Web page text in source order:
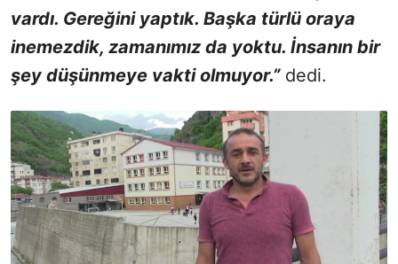
vardı. Gereğini yaptık. Başka türlü oraya
inemezdik, zamanımız da yoktu. İnsanın bir
şey düşünmeye vakti olmuyor.”dedi.